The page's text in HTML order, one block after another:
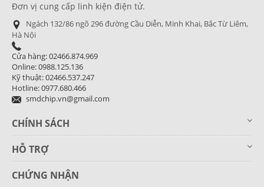
Đơn vị cung cấp linh kiện điện tử.
Ngách 132/86 ngõ 296 đường Cầu Diễn, Minh Khai, Bắc Từ Liêm,
Hà Nội
Cửa hàng: 02466.874.969
Online: 0988.125.136
Kỹ thuật: 02466.537.247
Hotline: 0977.680.466
smdchip.vn@gmail.com
CHÍNH SÁCH
HỖ TRỢ
CHỨNG NHẬN